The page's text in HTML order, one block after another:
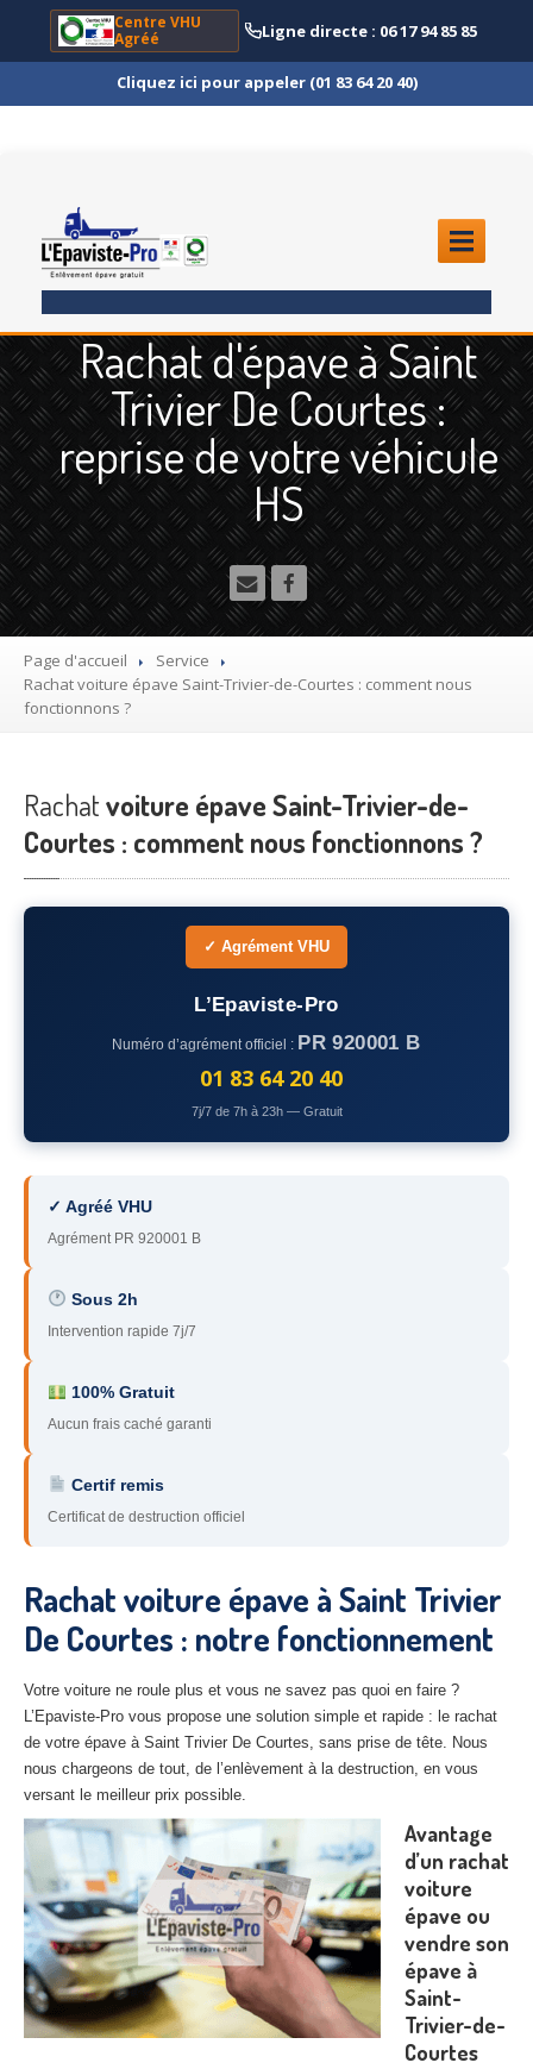
Centre VHU
Agréé
Ligne directe : 06 17 94 85 85
Cliquez ici pour appeler (01 83 64 20 40)
ENLÈVEMENTÉPAVE
Quoi ?
Scooteret Moto
Camion
et Poids Lourd
Utilitaire
Démolisseuragrée VHU gratuit
Mettre à la casse sa voiture
Dépollution
Destructionde voiture agréé
EpavisteGratuit
77– Seine-et-Marne
92– Hauts-de-Seine
94– Val-de-Marne
91– Essonne
89 – Yonne
60– Oise
51 – Marne
45– Loiret
27 – Eure
02– Aisne
Tous les secteurs
CENTREVHU AGRÉE
Centre agréé VHU Paris 75 : casse auto avec destruction
Centreagréé VHU 77 : casse auto avec destruction
Centreagréé VHU 78 : casse auto avec destruction
Centreagréé VHU 91 : casse auto avec destruction
agréé VHU 92 : casse auto avec destruction
Rachat d'épave à Saint
Trivier De Courtes :
reprise de votre véhicule
HS
Page d'accueil
Service
Rachatvoiture épave Saint-Trivier-de-Courtes : comment nous
fonctionnons ?
Rachatvoiture épave Saint-Trivier-de-
Courtes : comment nous fonctionnons ?
✓ Agrément VHU
L’Epaviste-Pro
Numéro d’agrément officiel : PR 920001 B
01 83 64 20 40
7j/7 de 7h à 23h — Gratuit
✓ Agréé VHU
Agrément PR 920001 B
Sous 2h
Intervention rapide 7j/7
100% Gratuit
Aucun frais caché garanti
Certif remis
Certificat de destruction officiel
Rachat voiture épave à Saint Trivier
De Courtes : notre fonctionnement
Votre voiture ne roule plus et vous ne savez pas quoi en faire ?
L’Epaviste-Pro vous propose une solution simple et rapide : le rachat
de votre épave à Saint Trivier De Courtes, sans prise de tête. Nous
nous chargeons de tout, de l’enlèvement à la destruction, en vous
versant le meilleur prix possible.
Avantage
d’un rachat
voiture
épave ou
vendre son
épave à
Saint-
Trivier-de-
Courtes